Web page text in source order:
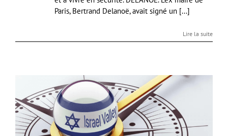
Paris, Bertrand Delanoë, avait signé un [...]
Lire la suite